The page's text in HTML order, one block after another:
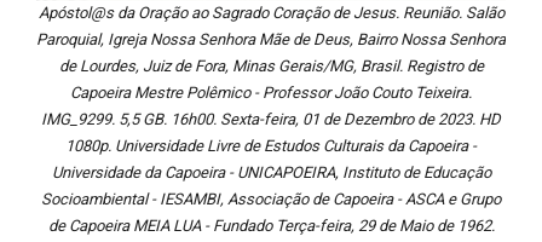
Apóstol@s da Oração ao Sagrado Coração de Jesus. Reunião. Salão
Paroquial, Igreja Nossa Senhora Mãe de Deus, Bairro Nossa Senhora
de Lourdes, Juiz de Fora, Minas Gerais/MG, Brasil. Registro de
Capoeira Mestre Polêmico - Professor João Couto Teixeira.
IMG_9299. 5,5 GB. 16h00. Sexta-feira, 01 de Dezembro de 2023. HD
1080p. Universidade Livre de Estudos Culturais da Capoeira -
Universidade da Capoeira - UNICAPOEIRA, Instituto de Educação
Socioambiental - IESAMBI, Associação de Capoeira - ASCA e Grupo
de Capoeira MEIA LUA - Fundado Terça-feira, 29 de Maio de 1962.